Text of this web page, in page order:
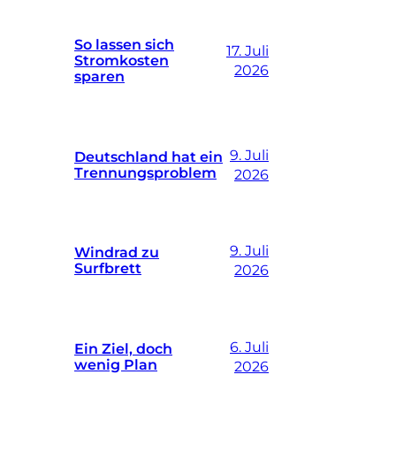
So lassen sich
Stromkosten
sparen
17. Juli
2026
Deutschland hat ein
Trennungsproblem
9. Juli
2026
Windrad zu
Surfbrett
9. Juli
2026
Ein Ziel, doch
wenig Plan
6. Juli
2026